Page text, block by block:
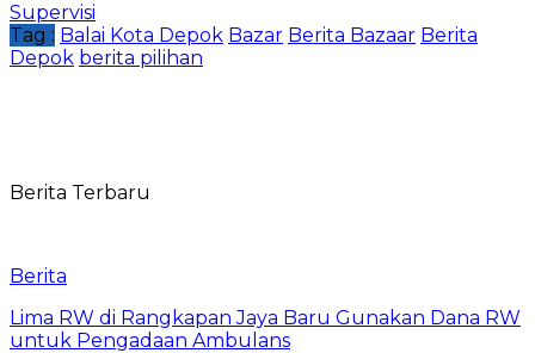
Supervisi
Tag : Balai Kota Depok Bazar Berita Bazaar Berita
Depok berita pilihan
Berita Terbaru
Berita
Lima RW di Rangkapan Jaya Baru Gunakan Dana RW
untuk Pengadaan Ambulans